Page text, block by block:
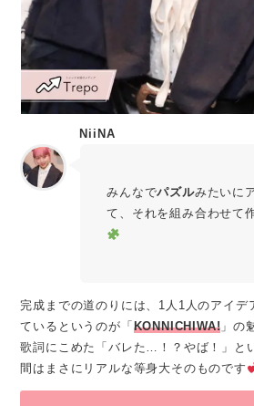
NiiNA
みんなでパズルみたいに
て、それを組み合わせて
完成までの道のりには、1人1人のアイデ
ているというのが「KONNICHIWA! 」の
歌詞にこめた「バレた…！？やば！」と
間はまさにリアルな等身大そのものです